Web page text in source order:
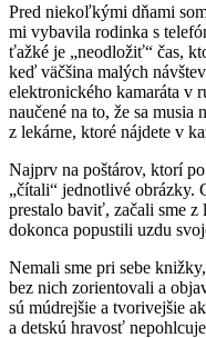
Pred niekoľkými dňami
mi vybavila rodinka s
ťažké je „neodložiť“ čas,
keď väčšina malých
elektronického kamaráta v
naučené na to, že sa
z lekárne, ktoré nájdete v
Najprv na poštárov, ktorí
„čítali“ jednotlivé obrázky.
prestalo baviť, začali sme
dokonca popustili uzdu
Nemali sme pri sebe
bez nich zorientovali a
sú múdrejšie a tvorivejšie
a detskú hravosť